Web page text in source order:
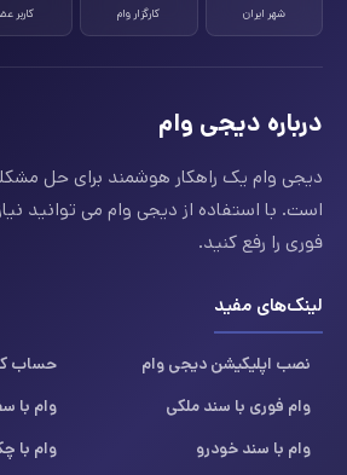
شهر ایران کارگزار وام کاربر
درباره دیجی وام
دیجی وام یک راهکار هوشمند برای حل
است. با استفاده از دیجی وام می توانید
فوری را رفع کنید.
لینک‌های مفید
نصب اپلیکیشن دیجی وام
حساب
وام فوری با سند ملکی
وام با
وام با سند خودرو
وام با